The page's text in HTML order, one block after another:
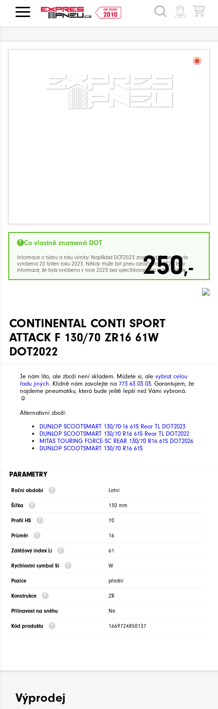
HLEDAT
Co vlastně znamená DOT
Informace o týdnu a roku výroby. Například DOT2023 znamená, že pneu byla
vyrobena 20 týden roku 2023. Někdy může být pneu označena DOT23 tedy
informace, že byla vyrobena v roce 2023 bez specifikovaného týdne výroby.
250,-
CONTINENTAL CONTI SPORT
ATTACK F 130/70 ZR16 61W
DOT2022
Je nám líto, ale zboží není skladem. Můžete si, ale vybrat celou
řadu jiných. Klidně nám zavolejte na 773 63 03 03. Garantujem, že
najdeme pneumatiku, která bude ještě lepší než Vámi vybraná.
☺
Alternativní zboží:
DUNLOP SCOOTSMART 130/70-16 61S Rear TL DOT2023
DUNLOP SCOOTSMART 130/70 R16 61S Rear TL DOT2022
MITAS TOURING FORCE-SC REAR 130/70 R16 61S DOT2026
DUNLOP SCOOTSMART 130/70 R16 61S
PARAMETRY
Roční období Letní
Šířka 130 mm
Profil HS 70
Průměr 16
Zátěžový index Li 61
Rychlostní symbol Si W
Pozice přední
Konstrukce ZR
Přilnavost na sněhu Ne
Kód produktu 1669724850137
Výprodej